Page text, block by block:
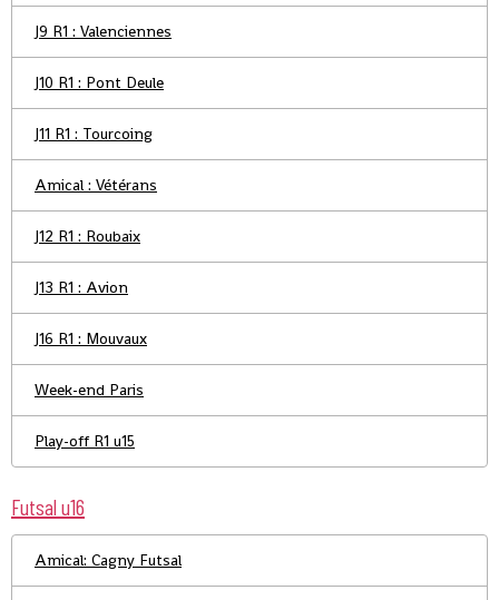
J9 R1 : Valenciennes
J10 R1 : Pont Deule
J11 R1 : Tourcoing
Amical : Vétérans
J12 R1 : Roubaix
J13 R1 : Avion
J16 R1 : Mouvaux
Week-end Paris
Play-off R1 u15
Futsal u16
Amical: Cagny Futsal